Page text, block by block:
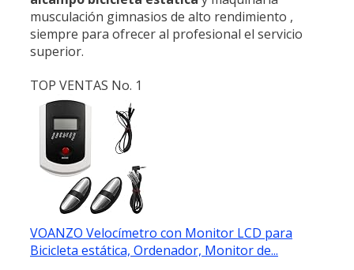
musculación gimnasios de alto rendimiento ,
siempre para ofrecer al profesional el servicio
superior.
TOP VENTAS No. 1
VOANZO Velocímetro con Monitor LCD para
Bicicleta estática, Ordenador, Monitor de...